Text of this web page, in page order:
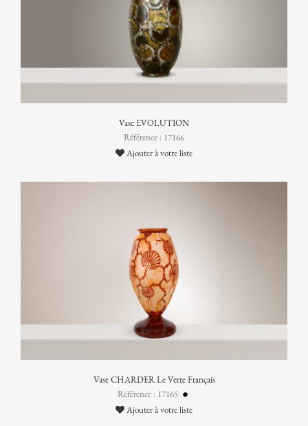
Vase EVOLUTION
Référence : 17166
Ajouter à votre liste
Vase CHARDER Le Verre Français
Référence : 17165
Ajouter à votre liste